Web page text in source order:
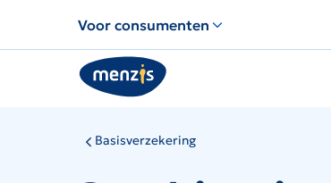
voor
snelle
navigatie
Voor consumenten
Basisverzekering